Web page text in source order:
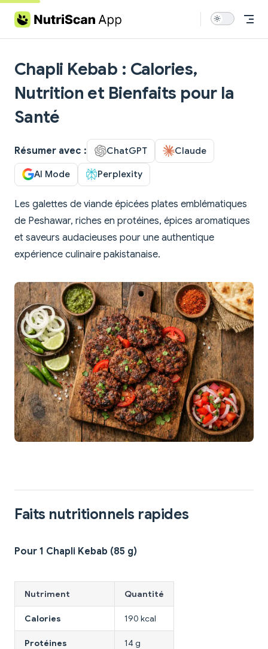
Skip to content
Chapli Kebab : Calories,
Nutrition et Bienfaits pour la
Santé
Résumer avec : ChatGPT Claude
AI Mode Perplexity
Les galettes de viande épicées plates emblématiques
de Peshawar, riches en protéines, épices aromatiques
et saveurs audacieuses pour une authentique
expérience culinaire pakistanaise.
Faits nutritionnels rapides
Pour 1 Chapli Kebab (85 g)
Nutriment Quantité
Calories 190 kcal
Protéines 14 g